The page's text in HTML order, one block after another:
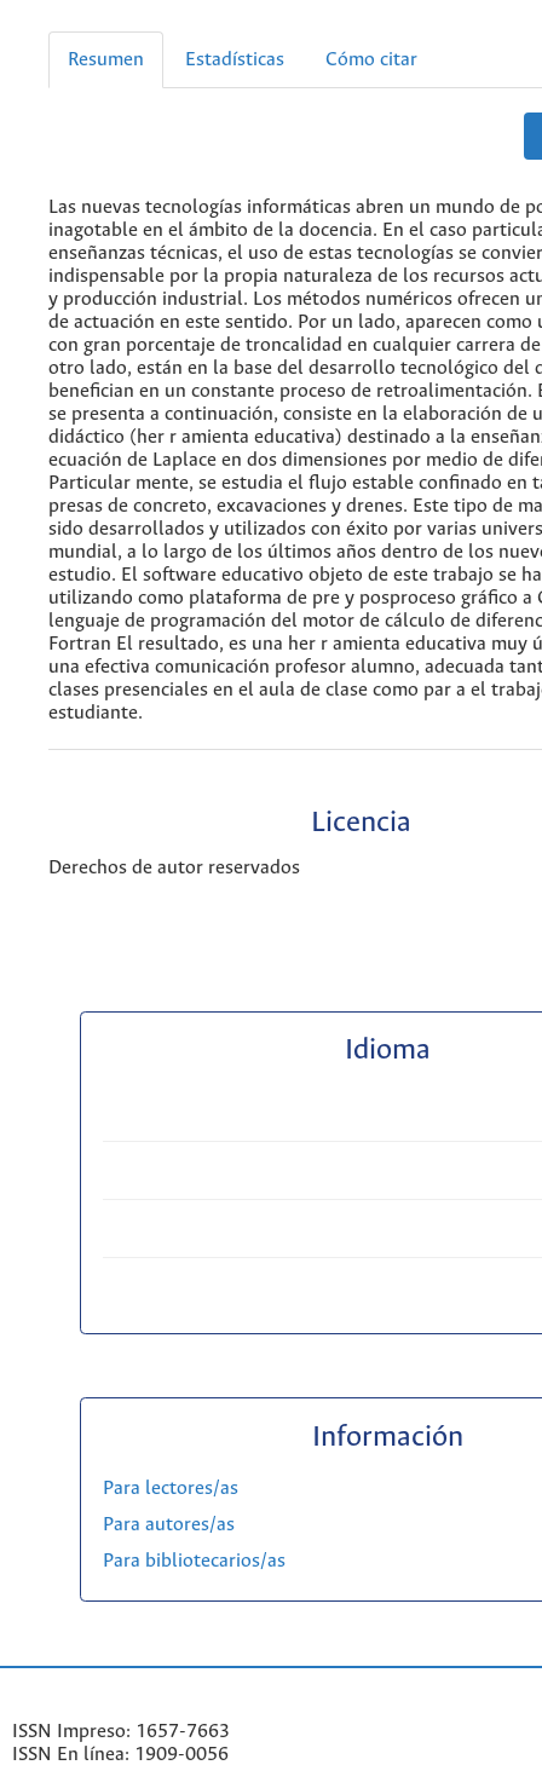
Resumen Estadísticas Cómo citar
Las nuevas tecnologías informáticas abren un mundo de
inagotable en el ámbito de la docencia. En el caso
enseñanzas técnicas, el uso de estas tecnologías se
indispensable por la propia naturaleza de los recursos
y producción industrial. Los métodos numéricos ofrecen
de actuación en este sentido. Por un lado, aparecen como
con gran porcentaje de troncalidad en cualquier carrera
otro lado, están en la base del desarrollo tecnológico del
benefician en un constante proceso de retroalimentación.
se presenta a continuación, consiste en la elaboración de
didáctico (her r amienta educativa) destinado a la
ecuación de Laplace en dos dimensiones por medio de
Particular mente, se estudia el flujo estable confinado en
presas de concreto, excavaciones y drenes. Este tipo de
sido desarrollados y utilizados con éxito por varias
mundial, a lo largo de los últimos años dentro de los
estudio. El software educativo objeto de este trabajo se
utilizando como plataforma de pre y posproceso gráfico a
lenguaje de programación del motor de cálculo de
Fortran El resultado, es una her r amienta educativa muy
una efectiva comunicación profesor alumno, adecuada
clases presenciales en el aula de clase como par a el
estudiante.
Licencia
Derechos de autor reservados
Idioma
Información
Para lectores/as
Para autores/as
Para bibliotecarios/as
ISSN Impreso: 1657-7663
ISSN En línea: 1909-0056